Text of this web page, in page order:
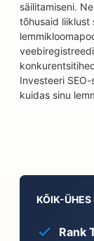
säilitamiseni.
tõhusaid liiklust
Investeeri
kuidas sinu
KÕIK-ÜHES
Rank